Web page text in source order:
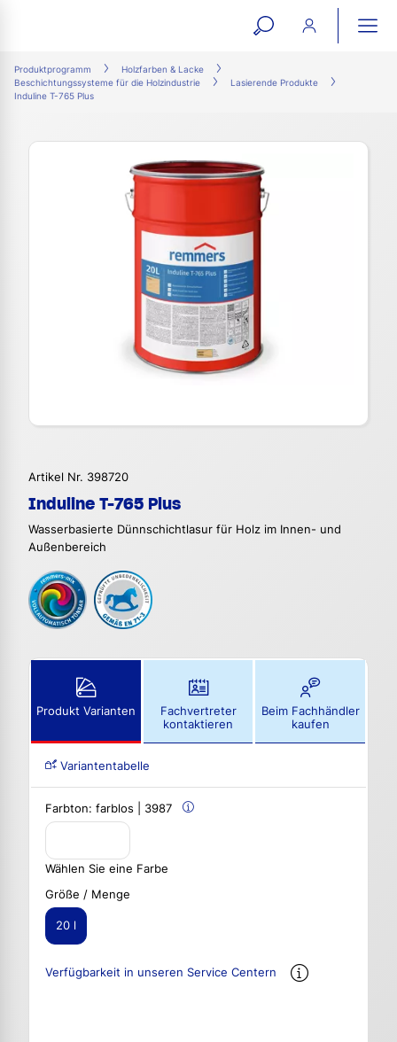
open
Produktprogramm
Holzfarben & Lacke
Beschichtungssysteme für die Holzindustrie
Lasierende Produkte
Induline T-765 Plus
Artikel Nr. 398720
Induline T-765 Plus
Wasserbasierte Dünnschichtlasur für Holz im Innen- und
Außenbereich
Produkt Varianten
Fachvertreter
kontaktieren
Beim Fachhändler
kaufen
Variantentabelle
Farbton: farblos | 3987
Wählen Sie eine Farbe
Größe / Menge
20 l
Verfügbarkeit in unseren Service Centern